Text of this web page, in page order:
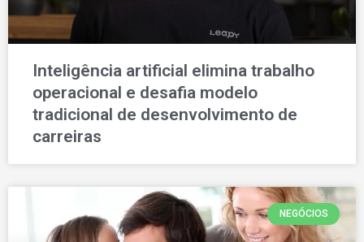
Inteligência artificial elimina trabalho
operacional e desafia modelo
tradicional de desenvolvimento de
carreiras
NEGÓCIOS